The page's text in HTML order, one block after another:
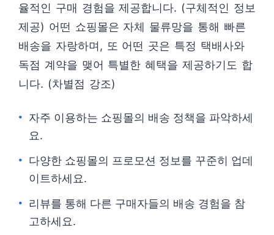
율적인 구매 경험을 제공합니다. (구체적인 정보
제공) 어떤 쇼핑몰은 자체 물류망을 통해 빠른
배송을 자랑하며, 또 어떤 곳은 특정 택배사와
독점 계약을 맺어 특별한 혜택을 제공하기도 합
니다. (차별점 강조)
자주 이용하는 쇼핑몰의 배송 정책을 파악하세
요.
다양한 쇼핑몰의 프로모션 정보를 꾸준히 업데
이트하세요.
리뷰를 통해 다른 구매자들의 배송 경험을 참
고하세요.